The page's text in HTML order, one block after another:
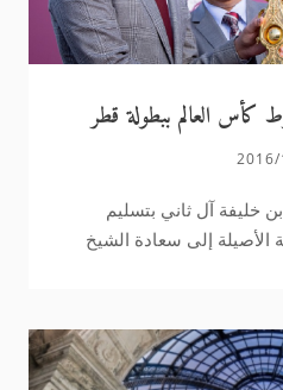
كأس العالم ببطولة قطر
خليفة آل ثاني بتسليم
الأصيلة إلى سعادة الشيخ
الرابع للسباق الذي
بفرنسا في ختام